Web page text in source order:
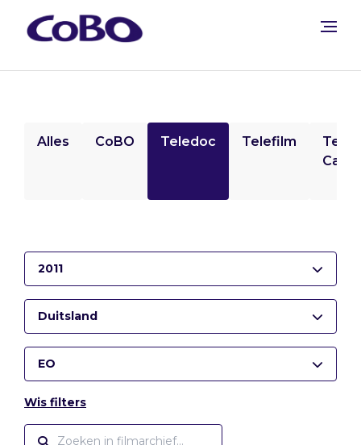
Alles CoBO Teledoc Telefilm
2011
Duitsland
EO
Wis filters